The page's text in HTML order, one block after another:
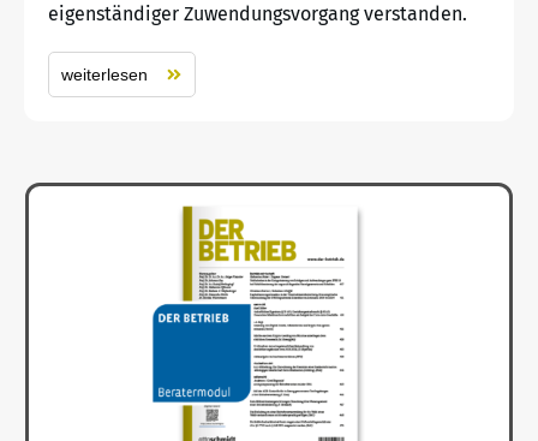
eigenständiger Zuwendungsvorgang verstanden.
weiterlesen